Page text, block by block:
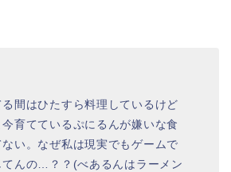
間はひたすら料理しているけど
育てているぷにるんが嫌いな食
い。なぜ私は現実でもゲームで
てんの…？？(べあるんはラーメン